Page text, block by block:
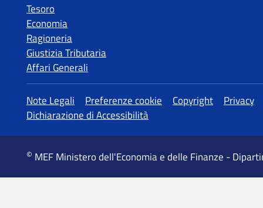
Tesoro
Economia
Ragioneria
Giustizia Tributaria
Affari Generali
MEF Ministero dell'Economia e delle Finanze -